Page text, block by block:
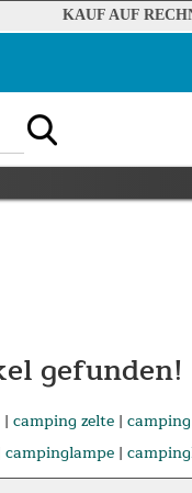
KAUF AUF
gefunden!
| camping zelte |
campinglampe|